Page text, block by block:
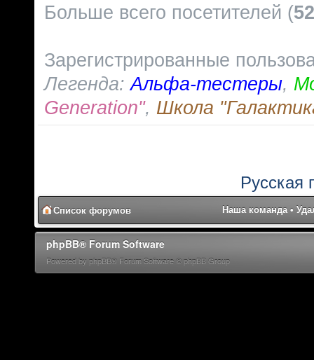
Больше всего посетителей (
Зарегистрированные
Легенда:Альфа-тестеры,
Generation", Школа
Русская
Список форумов Наша команда•
phpBB® Forum Software
Powered by phpBB® Forum Software © phpBB Group